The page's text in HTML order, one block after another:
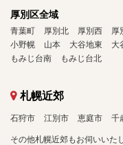
厚別区全域
青葉町 厚別北 厚別西 厚
小野幌
山本 大谷地東 大
もみじ台南
もみじ台北
札幌近郊
石狩市 江別市 恵庭市 千
その他札幌近郊もお伺いいた